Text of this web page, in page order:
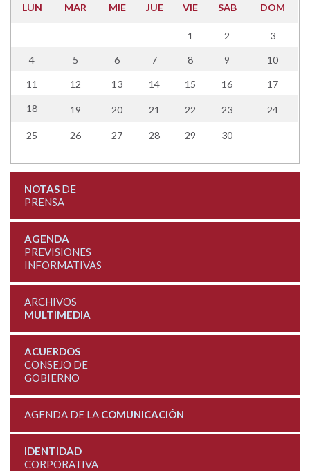
LUN MAR MIE JUE VIE SAB DOM
1 2 3
4 5 6 7 8 9 10
11 12 13 14 15 16 17
18 19 20 21 22 23 24
25 26 27 28 29 30
NOTASDE
PRENSA
AGENDA
PREVISIONES
INFORMATIVAS
ARCHIVOS
MULTIMEDIA
ACUERDOS
CONSEJO DE
GOBIERNO
AGENDA DE LA COMUNICACIÓN
IDENTIDAD
CORPORATIVA